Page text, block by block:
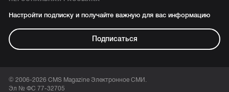
Настройти подписку и получайте важную для вас информацию
Подписаться
© 2006-2026 CMS Magazine Электронное СМИ.
Эл № ФС 77-32705